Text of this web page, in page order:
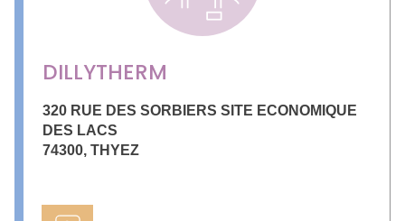
DILLYTHERM
320 RUE DES SORBIERS SITE ECONOMIQUE
DES LACS
74300, THYEZ